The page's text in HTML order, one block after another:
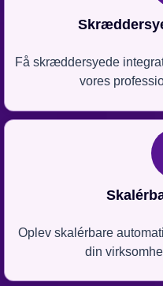
Få skræddersyede
vores
Oplev skalérbare
din